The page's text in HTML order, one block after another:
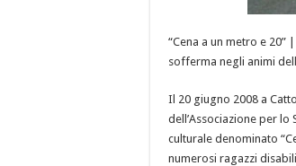
“Cena a un metro e
sofferma negli animi
Il 20 giugno 2008 a
dell’Associazione per lo
culturale denominato
numerosi ragazzi